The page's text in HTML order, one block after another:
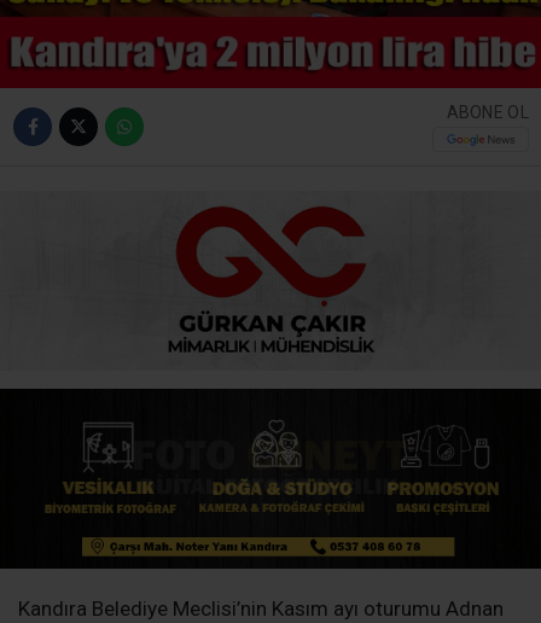
ABONE OL
Kandıra Belediye Meclisi’nin Kasım ayı oturumu Adnan